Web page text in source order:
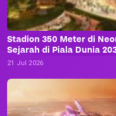
Stadion 350 Meter di
Sejarah di Piala Dunia
21 Jul 2026